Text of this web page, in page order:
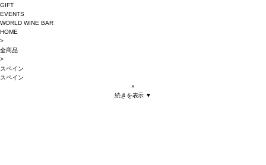
GIFT
EVENTS
WORLD WINE BAR
HOME
>
全商品
>
スペイン
スペイン
×
続きを表示 ▼